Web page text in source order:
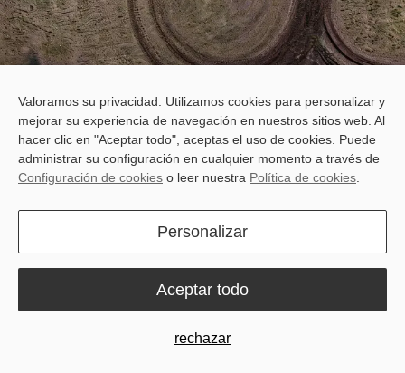
Path Assist for Your
Implements
The IGS200 is a precision implement guidance system for towed
tractor’s autosteering system to automatically correct implement
position, reducing drift, swaying, overlaps, and omissions.
Valoramos su privacidad. Utilizamos cookies para personalizar y
mejorar su experiencia de navegación en nuestros sitios web. Al
hacer clic en "Aceptar todo", aceptas el uso de cookies. Puede
administrar su configuración en cualquier momento a través de
Configuración de cookies o leer nuestra Política de cookies
Personalizar
rechazar
Aceptar todo